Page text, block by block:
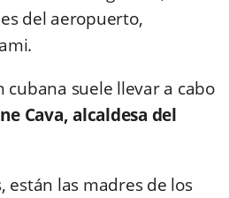
del aeropuerto,
suele llevar a cabo
Cava, alcaldesa del
están las madres de los